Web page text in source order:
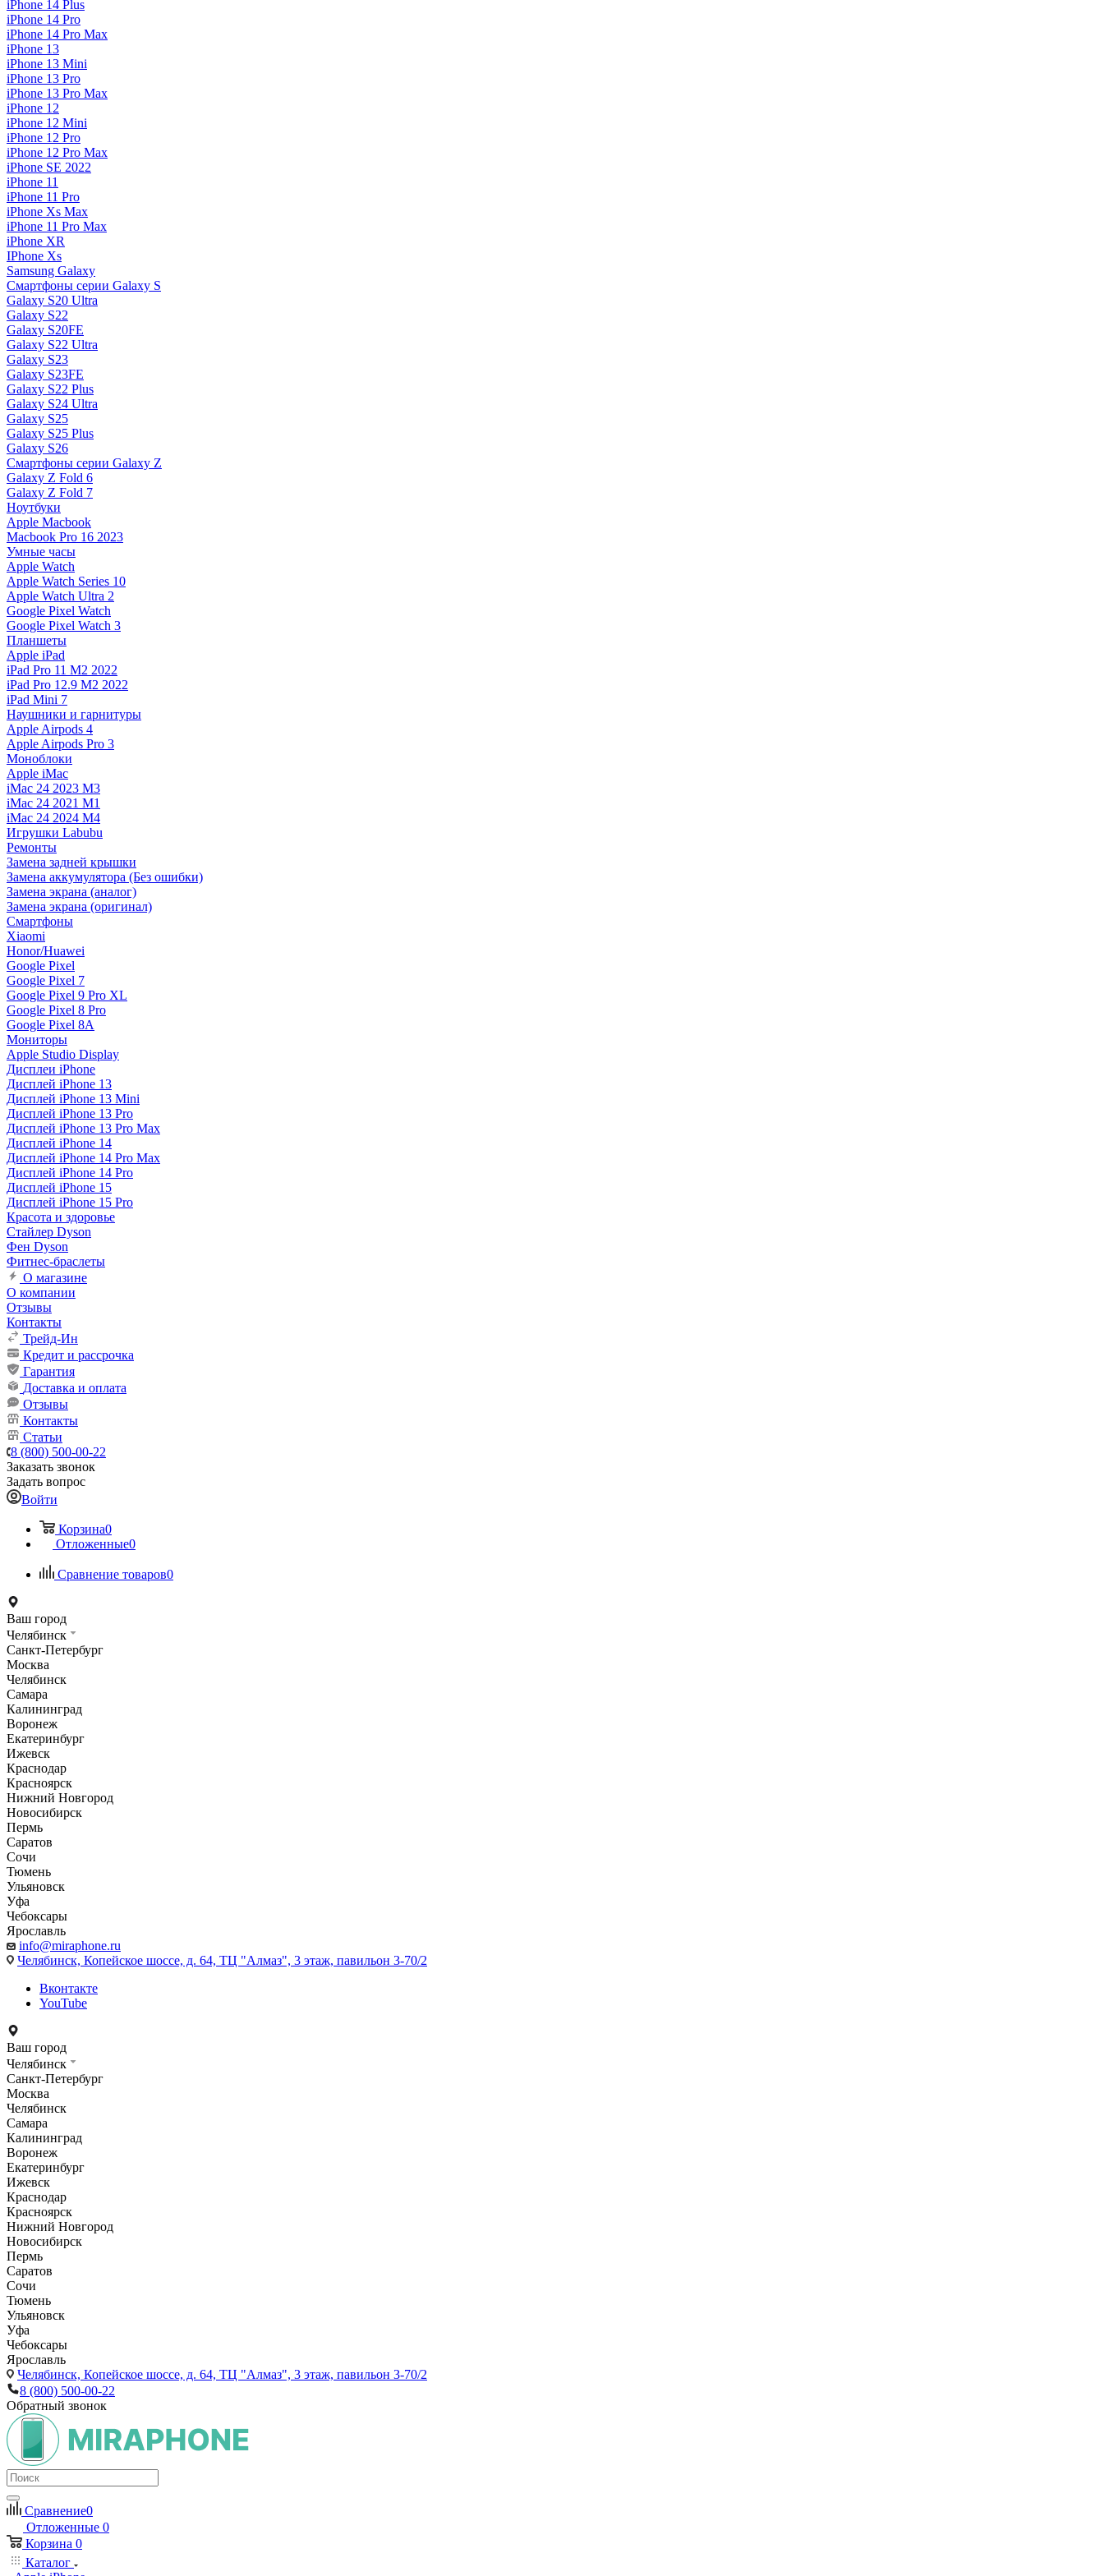
iPhone 14 Plus
iPhone 14 Pro
iPhone 14 Pro Max
iPhone 13
iPhone 13 Mini
iPhone 13 Pro
iPhone 13 Pro Max
iPhone 12
iPhone 12 Mini
iPhone 12 Pro
iPhone 12 Pro Max
iPhone SE 2022
iPhone 11
iPhone 11 Pro
iPhone Xs Max
iPhone 11 Pro Max
iPhone XR
IPhone Xs
Samsung Galaxy
Смартфоны серии Galaxy S
Galaxy S20 Ultra
Galaxy S22
Galaxy S20FE
Galaxy S22 Ultra
Galaxy S23
Galaxy S23FE
Galaxy S22 Plus
Galaxy S24 Ultra
Galaxy S25
Galaxy S25 Plus
Galaxy S26
Смартфоны серии Galaxy Z
Galaxy Z Fold 6
Galaxy Z Fold 7
Ноутбуки
Apple Macbook
Macbook Pro 16 2023
Умные часы
Apple Watch
Apple Watch Series 10
Apple Watch Ultra 2
Google Pixel Watch
Google Pixel Watch 3
Планшеты
Apple iPad
iPad Pro 11 M2 2022
iPad Pro 12.9 M2 2022
iPad Mini 7
Наушники и гарнитуры
Apple Airpods 4
Apple Airpods Pro 3
Моноблоки
Apple iMac
iMac 24 2023 M3
iMac 24 2021 M1
iMac 24 2024 M4
Игрушки Labubu
Ремонты
Замена задней крышки
Замена аккумулятора (Без ошибки)
Замена экрана (аналог)
Замена экрана (оригинал)
Смартфоны
Xiaomi
Honor/Huawei
Google Pixel
Google Pixel 7
Google Pixel 9 Pro XL
Google Pixel 8 Pro
Google Pixel 8A
Мониторы
Apple Studio Display
Дисплеи iPhone
Дисплей iPhone 13
Дисплей iPhone 13 Mini
Дисплей iPhone 13 Pro
Дисплей iPhone 13 Pro Max
Дисплей iPhone 14
Дисплей iPhone 14 Pro Max
Дисплей iPhone 14 Pro
Дисплей iPhone 15
Дисплей iPhone 15 Pro
Красота и здоровье
Стайлер Dyson
Фен Dyson
Фитнес-браслеты
О магазине
О компании
Отзывы
Контакты
Трейд-Ин
Кредит и рассрочка
Гарантия
Доставка и оплата
Отзывы
Контакты
Статьи
8 (800) 500-00-22
Заказать звонок
Задать вопрос
Войти
Корзина0
Отложенные0
Сравнение товаров0
Ваш город
Челябинск
Санкт-Петербург
Москва
Челябинск
Самара
Калининград
Воронеж
Екатеринбург
Ижевск
Краснодар
Красноярск
Нижний Новгород
Новосибирск
Пермь
Саратов
Сочи
Тюмень
Ульяновск
Уфа
Чебоксары
Ярославль
info@miraphone.ru
Челябинск, Копейское шоссе, д. 64, ТЦ "Алмаз", 3 этаж, павильон 3-70/2
Вконтакте
YouTube
Ваш город
Челябинск
Санкт-Петербург
Москва
Челябинск
Самара
Калининград
Воронеж
Екатеринбург
Ижевск
Краснодар
Красноярск
Нижний Новгород
Новосибирск
Пермь
Саратов
Сочи
Тюмень
Ульяновск
Уфа
Чебоксары
Ярославль
Челябинск, Копейское шоссе, д. 64, ТЦ "Алмаз", 3 этаж, павильон 3-70/2
8 (800) 500-00-22
Обратный звонок
Сравнение0
Отложенные 0
Корзина 0
Каталог